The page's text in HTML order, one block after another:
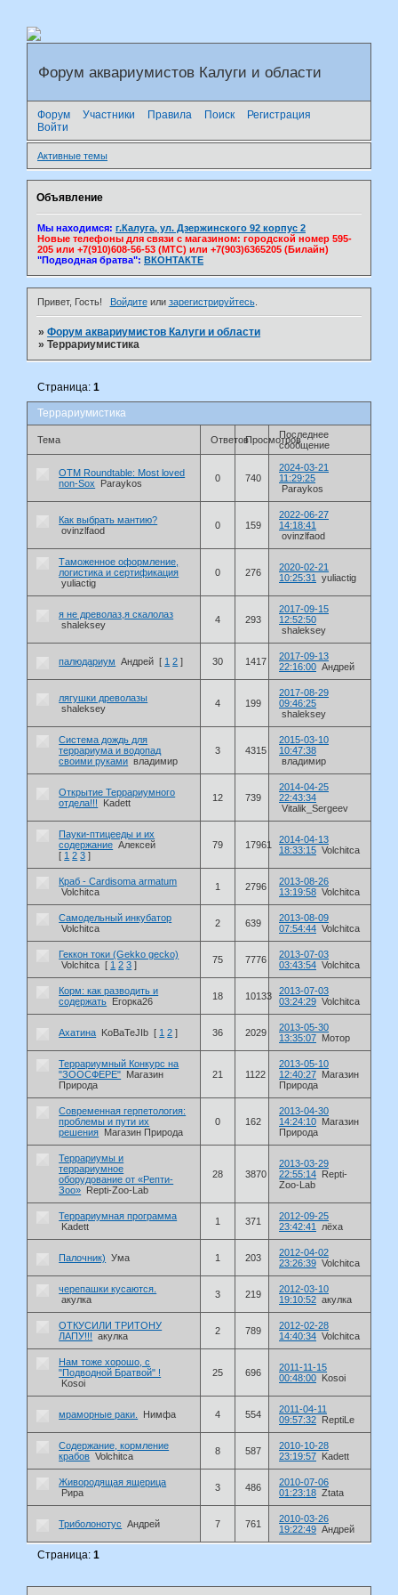
Форум аквариумистов Калуги и области
Форум Участники Правила Поиск
Регистрация
Войти
Активные темы
Объявление
Мы находимся: г.Калуга, ул. Дзержинского 92 корпус 2
Новые телефоны для связи с магазином: городской номер 595-
205 или +7(910)608-56-53 (МТС) или +7(903)6365205 (Билайн)
"Подводная братва": ВКОНТАКТЕ
Привет, Гость! Войдитеили зарегистрируйтесь.
»Форум аквариумистов Калуги и области
»Террариумистика
Террариумистика
Страница:1
Тема ОтветовПросмотровПоследнее
сообщение
OTM Roundtable: Most loved
non-Sox
Paraykos 0 740
2024-03-21
11:29:25
Paraykos
Как выбрать мантию?
ovinzlfaod
0 159
2022-06-27
14:18:41
ovinzlfaod
Таможенное оформление,
логистика и сертификация
yuliactig
0 276
2020-02-21
10:25:31
yuliactig
я не древолаз,я скалолаз
shaleksey
4 293
2017-09-15
12:52:50
shaleksey
палюдариум Андрей [ 1 2 ] 30 1417
2017-09-13
22:16:00 Андрей
лягушки древолазы
shaleksey
4 199
2017-08-29
09:46:25
shaleksey
Система дождь для
террариума и водопад
своими руками владимир
3 4315
2015-03-10
10:47:38
владимир
Открытие Террариумного
отдела!!!
Kadett 12 739
2014-04-25
22:43:34
Vitalik_Sergeev
Пауки-птицееды и их
содержание Алексей
[ 1 2 3 ]
79 17961
2014-04-13
18:33:15 Volchitca
Краб - Cardisoma armatum
Volchitca
1 2796
2013-08-26
13:19:58 Volchitca
Самодельный инкубатор
Volchitca
2 639
2013-08-09
07:54:44 Volchitca
Геккон токи (Gekko gecko)
Volchitca [ 1 2 3 ] 75 7776
2013-07-03
03:43:54 Volchitca
Корм: как разводить и
содержать Егорка26 18 10133
2013-07-03
03:24:29 Volchitca
Ахатина KoBaTeJIb [ 1 2 ] 36 2029
2013-05-30
13:35:07 Мотор
Террариумный Конкурс на
"ЗООСФЕРЕ" Магазин
Природа
21 1122
2013-05-10
12:40:27 Магазин
Природа
Современная герпетология:
проблемы и пути их
решения Магазин Природа
0 162
2013-04-30
14:24:10 Магазин
Природа
Террариумы и
террариумное
оборудование от «Репти-
Зоо» Repti-Zoo-Lab
28 3870
2013-03-29
22:55:14 Repti-
Zoo-Lab
Террариумная программа
Kadett
1 371
2012-09-25
23:42:41
лёха
Палочник) Ума 1 203
2012-04-02
23:26:39 Volchitca
черепашки кусаются.
акулка
3 219
2012-03-10
19:10:52 акулка
ОТКУСИЛИ ТРИТОНУ
ЛАПУ!!!
акулка 2 789
2012-02-28
14:40:34 Volchitca
Нам тоже хорошо, с
"Подводной Братвой" !
Kosoi
25 696
2011-11-15
00:48:00 Kosoi
мраморные раки. Нимфа 4 554
2011-04-11
09:57:32 ReptiLe
Содержание, кормление
крабов Volchitca 8 587
2010-10-28
23:19:57 Kadett
Живородящая ящерица
Рира
3 486
2010-07-06
01:23:18 Ztata
Триболонотус Андрей 7 761
2010-03-26
19:22:49 Андрей
Страница:1